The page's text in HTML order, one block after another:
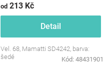
od 213 Kč
Detail
Vel. 68, Mamatti SD4242, barva:
šedé
Kód: 48431901